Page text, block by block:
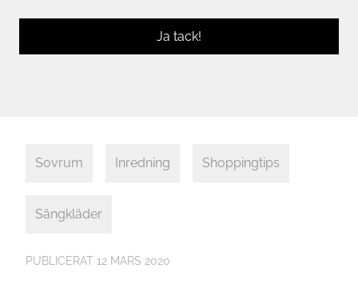
Ja tack!
Sovrum Inredning Shoppingtips
Sängkläder
PUBLICERAT 12 MARS 2020